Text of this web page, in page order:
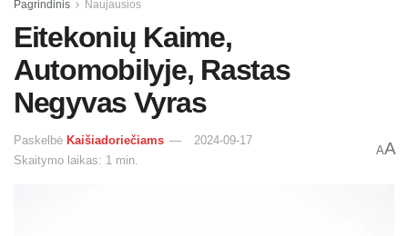
Pagrindinis Naujausios
Eitekonių Kaime,
Automobilyje, Rastas
Negyvas Vyras
Paskelbė Kaišiadoriečiams
2024-09-17
Skaitymo laikas: 1 min.
AA